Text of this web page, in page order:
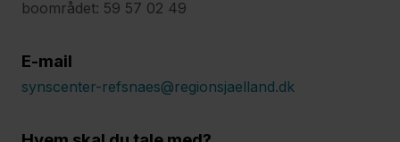
boområdet: 59 57 02 49
E-mail
synscenter-refsnaes@regionsjaelland.dk